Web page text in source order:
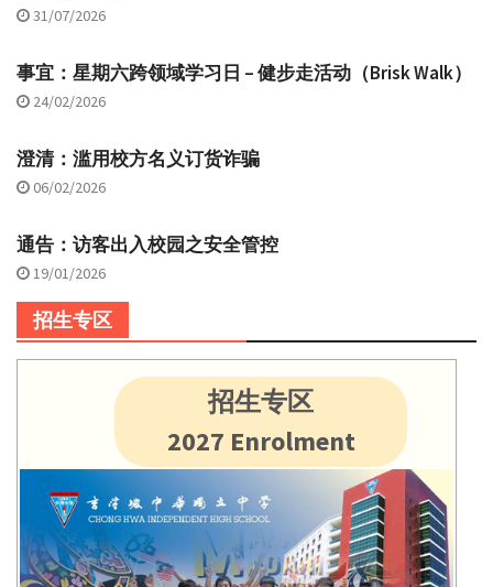
31/07/2026
事宜：星期六跨领域学习日 – 健步走活动（Brisk Walk）
24/02/2026
澄清：滥用校方名义订货诈骗
06/02/2026
通告：访客出入校园之安全管控
19/01/2026
招生专区
招生专区
2027 Enrolment